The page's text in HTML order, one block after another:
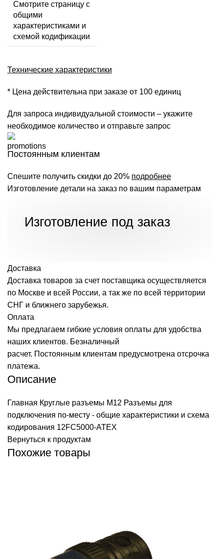
Смотрите страницу с
общими
характеристиками и
схемой кодификации
Технические характеристики
* Цена действительна при заказе от 100 единиц
Для запроса индивидуальной стоимости – укажите
необходимое количество и отправьте запрос
Постоянным клиентам
Спешите получить скидки до 20% подробнее
Изготовление детали на заказ по вашим параметрам
Изготовление под заказ
Доставка
Доставка товаров за счет поставщика осуществляется
по Москве и всей России, а так же по всей территории
СНГ и ближнего зарубежья.
Оплата
Мы предлагаем гибкие условия оплаты для удобства
наших клиентов. Безналичный
расчет. Постоянным клиентам предусмотрена отсрочка
платежа.
Описание
Главная Круглые разъемы M12 Разъемы для
подключения по-месту - общие характеристики и схема
кодирования 12FC5000-ATEX
Вернуться к продуктам
Похожие товары